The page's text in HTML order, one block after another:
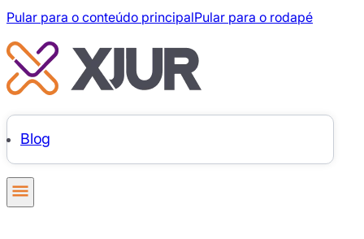
Pular para o conteúdo principalPular para o rodapé
Blog